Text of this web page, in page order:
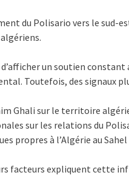
du Polisario vers le sud-
un soutien constant
Toutefois, des signaux
Ghali sur le territoire
sur les relations du
propres à l’Algérie au
facteurs expliquent cette